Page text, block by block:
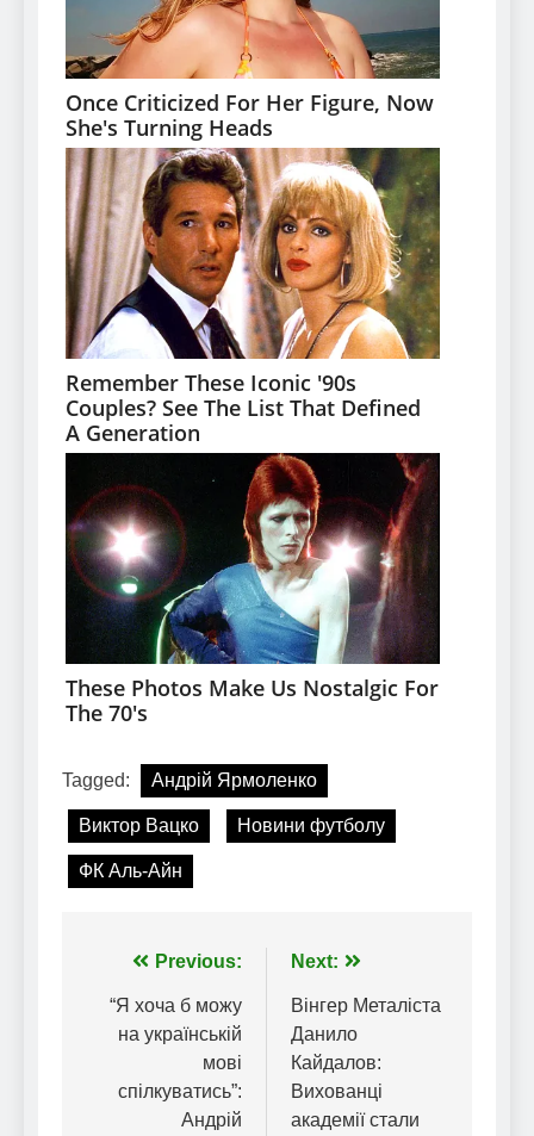
Tagged: Андрій Ярмоленко
Виктор Вацко Новини футболу
ФК Аль-Айн
Навігація
записів
Previous:
“Я хоча б можу
на українській
мові
спілкуватись”:
Андрій
Next:
Вінгер Металіста
Данило
Кайдалов:
Вихованці
академії стали